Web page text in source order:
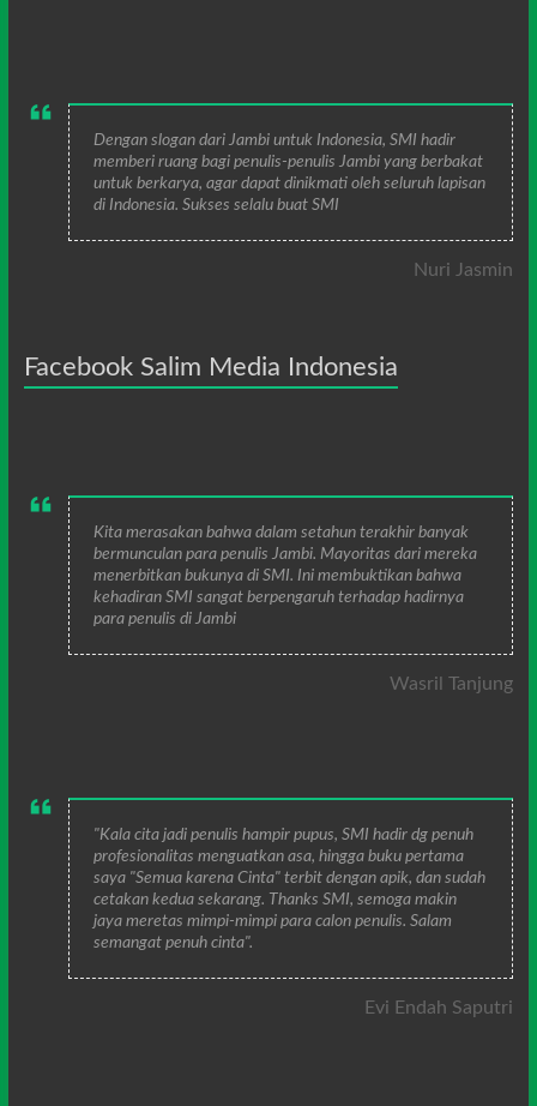
Dengan slogan dari Jambi untuk Indonesia, SMI hadir
memberi ruang bagi penulis-penulis Jambi yang berbakat
untuk berkarya, agar dapat dinikmati oleh seluruh lapisan
di Indonesia. Sukses selalu buat SMI
Nuri Jasmin
Facebook Salim Media Indonesia
Kita merasakan bahwa dalam setahun terakhir banyak
bermunculan para penulis Jambi. Mayoritas dari mereka
menerbitkan bukunya di SMI. Ini membuktikan bahwa
kehadiran SMI sangat berpengaruh terhadap hadirnya
para penulis di Jambi
Wasril Tanjung
"Kala cita jadi penulis hampir pupus, SMI hadir dg penuh
profesionalitas menguatkan asa, hingga buku pertama
saya "Semua karena Cinta" terbit dengan apik, dan sudah
cetakan kedua sekarang. Thanks SMI, semoga makin
jaya meretas mimpi-mimpi para calon penulis. Salam
semangat penuh cinta".
Evi Endah Saputri